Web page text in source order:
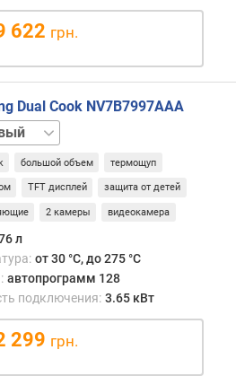
622 грн.
Dual Cook NV7B7997AAA
большой объем термощуп
TFT дисплей защита от детей
2 камеры видеокамера
л
от 30 °C, до 275 °C
автопрограмм 128
подключения: 3.65 кВт
299 грн.